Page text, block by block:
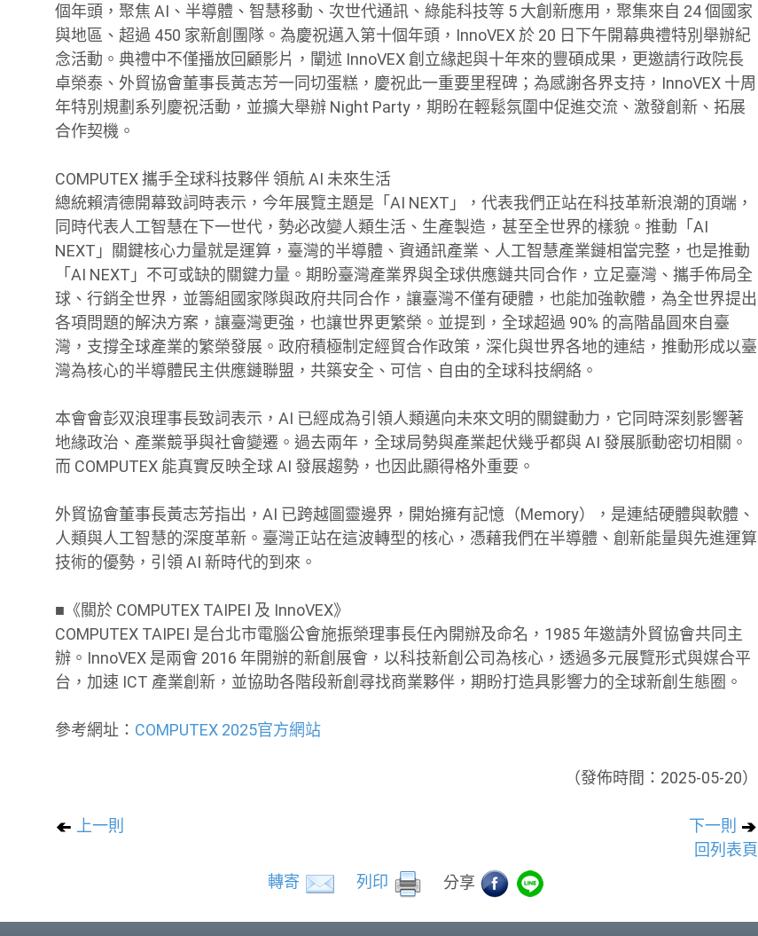
個年頭，聚焦 AI、半導體、智慧移動、次世代通訊、綠能科技等 5 大創新應用，聚集來自 24 個國家
與地區、超過 450 家新創團隊。為慶祝邁入第十個年頭，InnoVEX 於 20 日下午開幕典禮特別舉辦紀
念活動。典禮中不僅播放回顧影片，闡述 InnoVEX 創立緣起與十年來的豐碩成果，更邀請行政院長
卓榮泰、外貿協會董事長黃志芳一同切蛋糕，慶祝此一重要里程碑；為感謝各界支持，InnoVEX 十周
年特別規劃系列慶祝活動，並擴大舉辦 Night Party，期盼在輕鬆氛圍中促進交流、激發創新、拓展
合作契機。
COMPUTEX 攜手全球科技夥伴 領航 AI 未來生活
總統賴清德開幕致詞時表示，今年展覽主題是「AI NEXT」，代表我們正站在科技革新浪潮的頂端，
同時代表人工智慧在下一世代，勢必改變人類生活、生產製造，甚至全世界的樣貌。推動「AI
NEXT」關鍵核心力量就是運算，臺灣的半導體、資通訊產業、人工智慧產業鏈相當完整，也是推動
「AI NEXT」不可或缺的關鍵力量。期盼臺灣產業界與全球供應鏈共同合作，立足臺灣、攜手佈局全
球、行銷全世界，並籌組國家隊與政府共同合作，讓臺灣不僅有硬體，也能加強軟體，為全世界提出
各項問題的解決方案，讓臺灣更強，也讓世界更繁榮。並提到，全球超過 90% 的高階晶圓來自臺
灣，支撐全球產業的繁榮發展。政府積極制定經貿合作政策，深化與世界各地的連結，推動形成以臺
灣為核心的半導體民主供應鏈聯盟，共築安全、可信、自由的全球科技網絡。
本會會彭双浪理事長致詞表示，AI 已經成為引領人類邁向未來文明的關鍵動力，它同時深刻影響著
地緣政治、產業競爭與社會變遷。過去兩年，全球局勢與產業起伏幾乎都與 AI 發展脈動密切相關。
而 COMPUTEX 能真實反映全球 AI 發展趨勢，也因此顯得格外重要。
外貿協會董事長黃志芳指出，AI 已跨越圖靈邊界，開始擁有記憶（Memory），是連結硬體與軟體、
人類與人工智慧的深度革新。臺灣正站在這波轉型的核心，憑藉我們在半導體、創新能量與先進運算
技術的優勢，引領 AI 新時代的到來。
■《關於 COMPUTEX TAIPEI 及 InnoVEX》
COMPUTEX TAIPEI 是台北市電腦公會施振榮理事長任內開辦及命名，1985 年邀請外貿協會共同主
辦。InnoVEX 是兩會 2016 年開辦的新創展會，以科技新創公司為核心，透過多元展覽形式與媒合平
台，加速 ICT 產業創新，並協助各階段新創尋找商業夥伴，期盼打造具影響力的全球新創生態圈。
參考網址： COMPUTEX 2025官方網站
（發佈時間：2025-05-20）
上一則
下一則
回列表頁
轉寄
列印 分享